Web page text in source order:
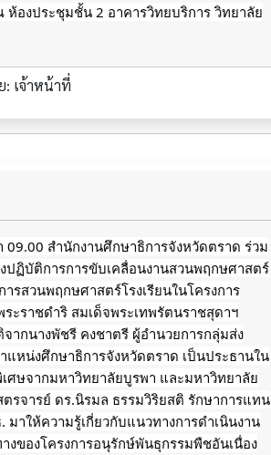
องประชุมชั้น 2 อาคารวิทยบริการ วิทยาลัย
: เจ้าหน้าที่
สำนักงานศึกษาธิการจังหวัดตราด ร่วม
ปฏิบัติการการขับเคลื่อนงานสวนพฤกษศาสตร์
รสวนพฤกษศาสตร์โรงเรียนในโครงการ
ะราชดำริ สมเด็จพระเทพรัตนราชสุดาฯ
ากนางพัชรี คงชาตรี ผู้อำนวยการกลุ่มส่ง
แหน่งศึกษาธิการจังหวัดตราด เป็นประธานใน
ศษจากมหาวิทยาลัยบูรพา และมหาวิทยาลัย
รจารย์ ดร.นิรมล ธรรมวิริยสติ รักษาการแทน
าให้ความรู้เกี่ยวกับแนวทางการดำเนินงาน
งของโครงการอนุรักษ์พันธุกรรมพืชอันเนื่อง